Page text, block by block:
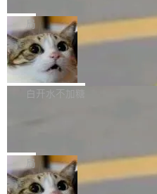
质的最低采样率）的音频格式将
SS 圆角虚线样式中可能存在的问
的图像元素不在同一个子树中，
联 加...
最强的若干项。对于尚未正式发
通过拉取过去一年内（从 PG 18
至今）的所有 commit，同样交由
经过人工复核，准确度令人满意
社区爱好者提供了高效跟踪新版
维护工作一直与我的日常工作、
和休闲娱乐竞争时间。" 这是
ebastian Pipping 写在博客里的
他宣布了一个新消息：从 2026
他可以全职维护 libexpat 了，最
库之一。你的操作系统、浏览器
施软件，很可能都在用它。而过
的人一直在用业余...
局
Firefox 153.0.3 发布
Firefox 153.0.3 现已发布，具
下： New Smart Window 包含多
i> <li>现在，助手可以直接使用 Exa 的网络搜索
白开水不加糖
的 npm 包。项目的核心论点是
ent 计算。真正适合的，是
局